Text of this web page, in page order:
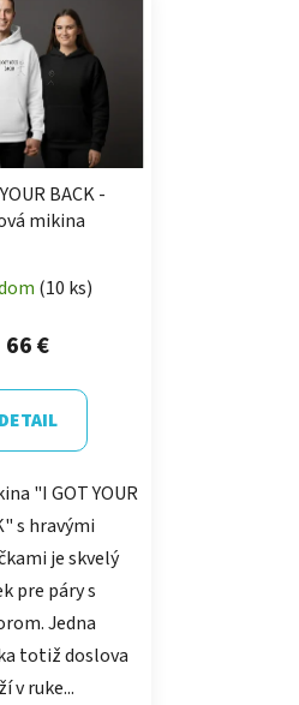
BACK -
mikina
(10 ks)
66 €
DETAIL
"I GOT YOUR
s hravými
je skvelý
pre páry s
Jedna
totiž doslova
v ruke...